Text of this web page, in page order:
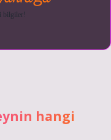
bilgiler!
hangi